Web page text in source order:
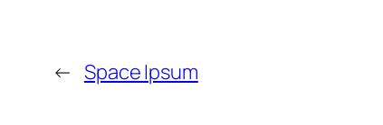
← Space Ipsum